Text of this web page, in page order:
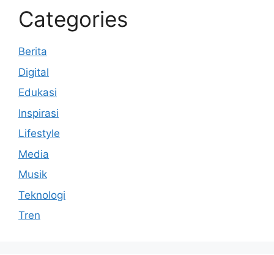
Categories
Berita
Digital
Edukasi
Inspirasi
Lifestyle
Media
Musik
Teknologi
Tren